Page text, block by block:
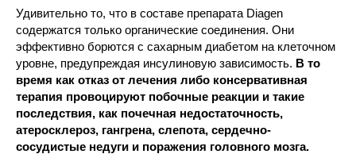
Удивительно то, что в составе препарата Diagen
содержатся только органические соединения. Они
эффективно борются с сахарным диабетом на клеточном
уровне, предупреждая инсулиновую зависимость. В то
время как отказ от лечения либо консервативная
терапия провоцируют побочные реакции и такие
последствия, как почечная недостаточность,
атеросклероз, гангрена, слепота, сердечно-
сосудистые недуги и поражения головного мозга.